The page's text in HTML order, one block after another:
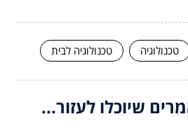
טכנולוגיה טכנולוגיה לבית
שיוכלו לעזור...